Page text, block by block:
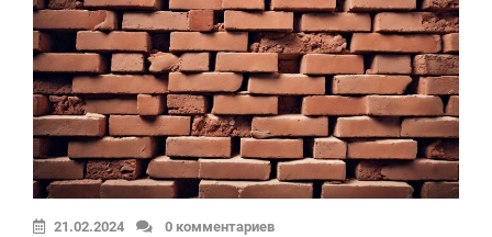
21.02.2024 0 комментариев